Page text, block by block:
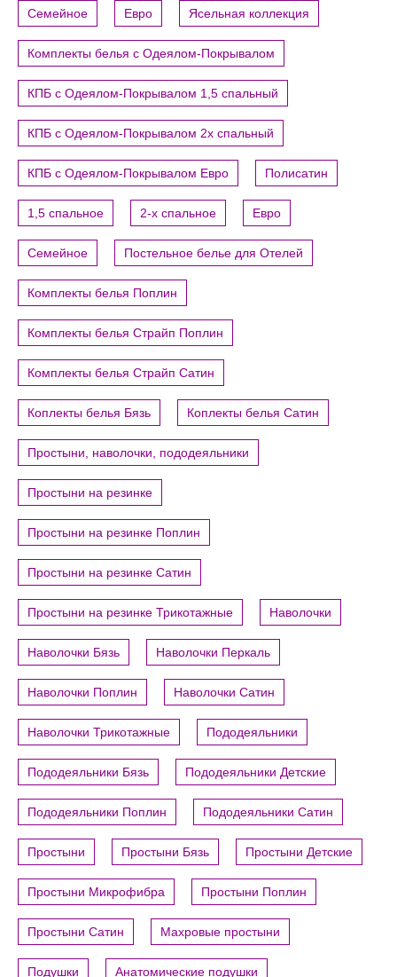
Семейное Евро Ясельная коллекция
Комплекты белья с Одеялом-Покрывалом
КПБ с Одеялом-Покрывалом 1,5 спальный
КПБ с Одеялом-Покрывалом 2х спальный
КПБ с Одеялом-Покрывалом Евро Полисатин
1,5 спальное 2-х спальное Евро
Семейное Постельное белье для Отелей
Комплекты белья Поплин
Комплекты белья Страйп Поплин
Комплекты белья Страйп Сатин
Коплекты белья Бязь Коплекты белья Сатин
Простыни, наволочки, пододеяльники
Простыни на резинке
Простыни на резинке Поплин
Простыни на резинке Сатин
Простыни на резинке Трикотажные Наволочки
Наволочки Бязь Наволочки Перкаль
Наволочки Поплин Наволочки Сатин
Наволочки Трикотажные Пододеяльники
Пододеяльники Бязь Пододеяльники Детские
Пододеяльники Поплин Пододеяльники Сатин
Простыни Простыни Бязь Простыни Детские
Простыни Микрофибра Простыни Поплин
Простыни Сатин Махровые простыни
Подушки Анатомические подушки